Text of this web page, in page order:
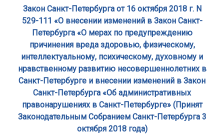
Закон Санкт-Петербурга от 16 октября 2018 г. N
529-111 «О внесении изменений в Закон Санкт-
Петербурга «О мерах по предупреждению
причинения вреда здоровью, физическому,
интеллектуальному, психическому, духовному и
нравственному развитию несовершеннолетних в
Санкт-Петербурге и внесении изменений в Закон
Санкт-Петербурга «Об административных
правонарушениях в Санкт-Петербурге» (Принят
Законодательным Собранием Санкт-Петербурга 3
октября 2018 года)